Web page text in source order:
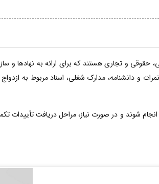
و تجاری هستند که برای ارائه به نهادها و
و دانشنامه، مدارک شغلی، اسناد مربوط به
شوند و در صورت نیاز، مراحل دریافت تأییدات